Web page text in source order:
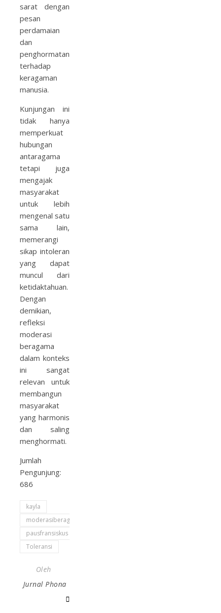
sarat dengan
pesan
perdamaian
dan
penghormatan
terhadap
keragaman
manusia.
Kunjungan ini
tidak hanya
memperkuat
hubungan
antaragama
tetapi juga
mengajak
masyarakat
untuk lebih
mengenal satu
sama lain,
memerangi
sikap intoleran
yang dapat
muncul dari
ketidaktahuan.
Dengan
demikian,
refleksi
moderasi
beragama
dalam konteks
ini sangat
relevan untuk
membangun
masyarakat
yang harmonis
dan saling
menghormati.
Jumlah
Pengunjung:
686
kayla
moderasiberagama
pausfransiskus
Toleransi
Oleh
Jurnal Phona